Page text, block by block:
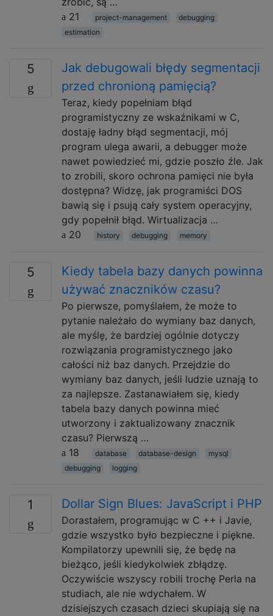
21
project-management
debugging
estimation
5
Jak debugowali błędy segmentacji
przed chronioną pamięcią?
Teraz, kiedy popełniam błąd
programistyczny ze wskaźnikami w C,
dostaję ładny błąd segmentacji, mój
program ulega awarii, a debugger może
nawet powiedzieć mi, gdzie poszło źle. Jak
to zrobili, skoro ochrona pamięci nie była
dostępna? Widzę, jak programiści DOS
bawią się i psują cały system operacyjny,
gdy popełnił błąd. Wirtualizacja …
20
history debugging memory
5
Kiedy tabela bazy danych powinna
używać znaczników czasu?
Po pierwsze, pomyślałem, że może to
pytanie należało do wymiany baz danych,
ale myślę, że bardziej ogólnie dotyczy
rozwiązania programistycznego jako
całości niż baz danych. Przejdzie do
wymiany baz danych, jeśli ludzie uznają to
za najlepsze. Zastanawiałem się, kiedy
tabela bazy danych powinna mieć
utworzony i zaktualizowany znacznik
czasu? Pierwszą …
18
database database-design
mysql
debugging
logging
1 Dollar Sign Blues: JavaScript i PHP
Dorastałem, programując w C ++ i Javie,
gdzie wszystko było bezpieczne i piękne.
Kompilatorzy upewnili się, że będę na
bieżąco, jeśli kiedykolwiek zbłądzę.
Oczywiście wszyscy robili trochę Perla na
studiach, ale nie wdychałem. W
dzisiejszych czasach dzieci skupiają się na